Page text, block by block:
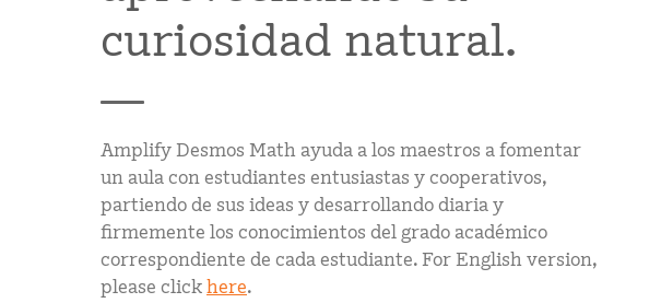
curiosidad natural.
Amplify Desmos Math ayuda a los maestros a fomentar
un aula con estudiantes entusiastas y cooperativos,
partiendo de sus ideas y desarrollando diaria y
firmemente los conocimientos del grado académico
correspondiente de cada estudiante. For English version,
please click here.